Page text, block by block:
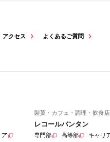
アクセス よくあるご質問
ア
製菓・カフェ・調理・飲食
レコールバンタン
専門部 高等部 キャリ